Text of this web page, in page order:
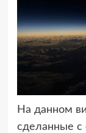
На данном
сделанные с